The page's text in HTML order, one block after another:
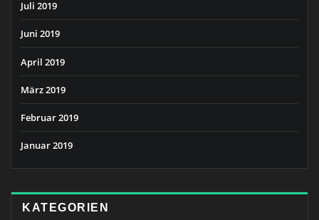
Juli 2019
Juni 2019
April 2019
März 2019
Februar 2019
Januar 2019
KATEGORIEN